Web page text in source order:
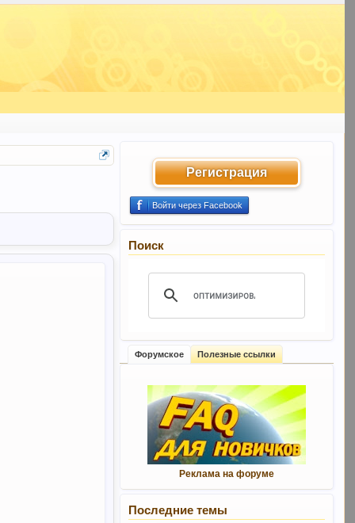
Регистрация
Войти через Facebook
Поиск
Форумское Полезные ссылки
Реклама на форуме
Последние темы